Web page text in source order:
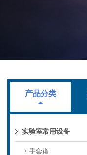
产品分类
实验室常用设备
手套箱